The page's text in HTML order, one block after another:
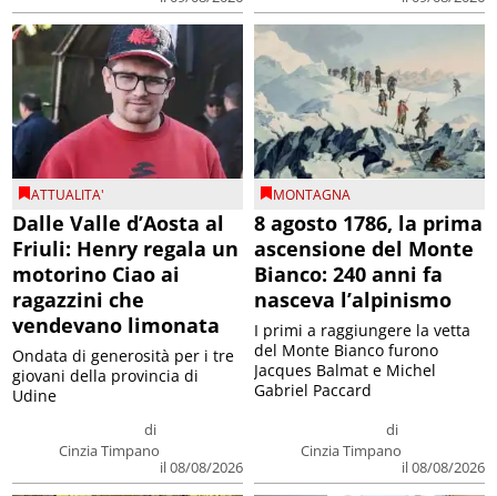
ATTUALITA'
Dalle Valle d’Aosta al
Friuli: Henry regala un
motorino Ciao ai
ragazzini che
vendevano limonata
di
Cinzia Timpano
il 08/08/2026
Ondata di generosità per i tre
giovani della provincia di
Udine
MONTAGNA
8 agosto 1786, la prima
ascensione del Monte
Bianco: 240 anni fa
nasceva l’alpinismo
di
Cinzia Timpano
il 08/08/2026
I primi a raggiungere la vetta
del Monte Bianco furono
Jacques Balmat e Michel
Gabriel Paccard